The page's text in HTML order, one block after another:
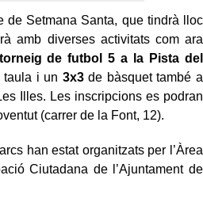
de Setmana Santa, que tindrà lloc
amb diverses activitats com ara
torneig de futbol 5 a la Pista del
taula i un 3x3de bàsquet també a
Illes. Les inscripcions es podran
(carrer de la Font, 12).
han estat organitzats per l’Àrea
Ciutadana de l’Ajuntament de